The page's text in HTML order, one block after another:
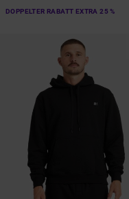
DOPPELTER RABATT EXTRA 25 %